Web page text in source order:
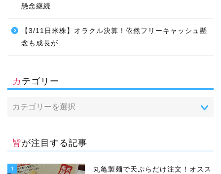
懸念継続
【3/11日米株】オラクル決算！依然フリーキャッシュ懸
念も成長が
カテゴリー
皆が注目する記事
1
丸亀製麺で天ぷらだけ注文！オスス